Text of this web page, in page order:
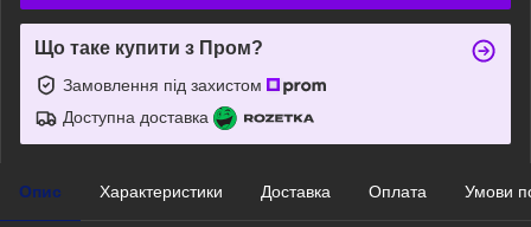
Що таке купити з Пром?
Замовлення під захистом
Доступна доставка
Опис Характеристики Доставка Оплата Умови